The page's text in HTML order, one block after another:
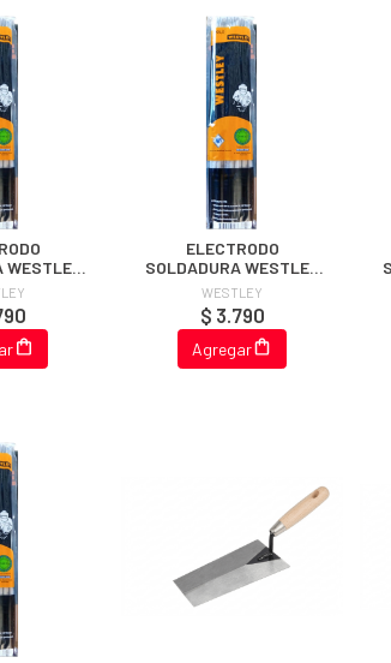
WESTLEY
1 KG
ELECTRODO
SOLDADURA WESTLEY
E6013 3/32" 1 KG
WESTLEY
$ 3.790
Agregar